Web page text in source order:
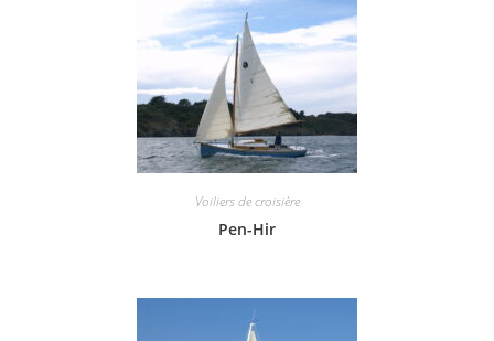
Voiliers de croisière
Pen-Hir